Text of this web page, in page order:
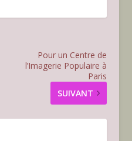
Pour un Centre de
l’Imagerie Populaire à
Paris
SUIVANT